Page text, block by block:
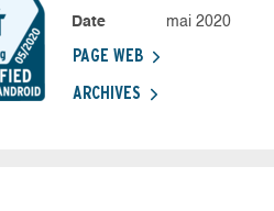
Date
mai 2020
PAGE WEB
ARCHIVES